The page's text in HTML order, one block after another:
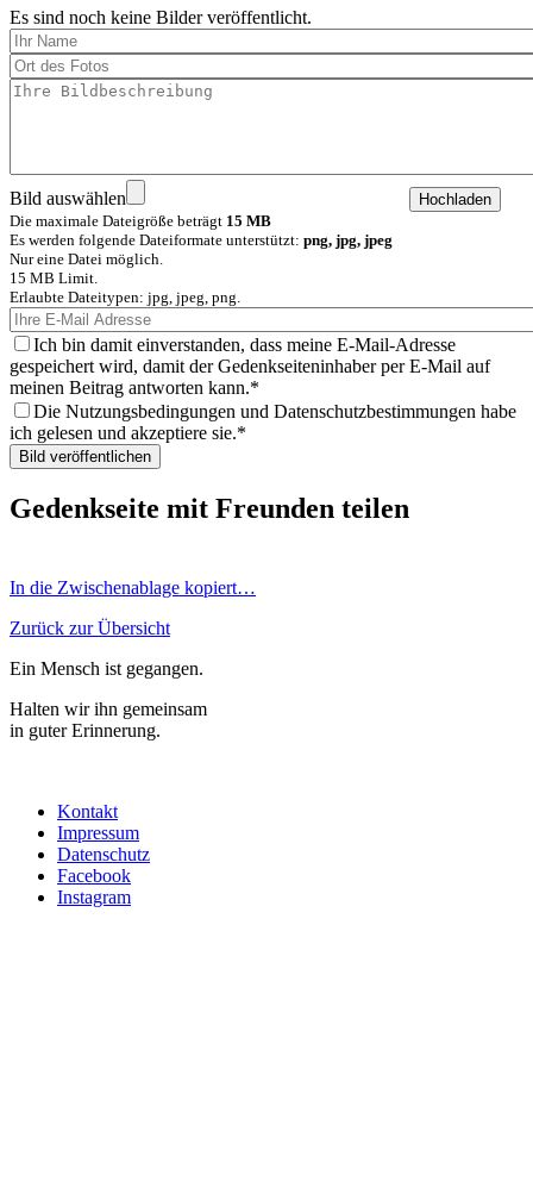
Es sind noch keine Bilder veröffentlicht.
Bild auswählen
Die maximale Dateigröße beträgt 15 MB
Es werden folgende Dateiformate unterstützt: png, jpg, jpeg
Nur eine Datei möglich.
15 MB Limit.
Erlaubte Dateitypen: jpg, jpeg, png.
Ich bin damit einverstanden, dass meine E-Mail-Adresse
gespeichert wird, damit der Gedenkseiteninhaber per E-Mail auf
meinen Beitrag antworten kann.
Die Nutzungsbedingungen und Datenschutzbestimmungen habe
ich gelesen und akzeptiere sie.
Gedenkseite mit Freunden teilen
In die Zwischenablage kopiert…
Zurück zur Übersicht
Ein Mensch ist gegangen.
Halten wir ihn gemeinsam
in guter Erinnerung.
Kontakt
Impressum
Datenschutz
Facebook
Instagram